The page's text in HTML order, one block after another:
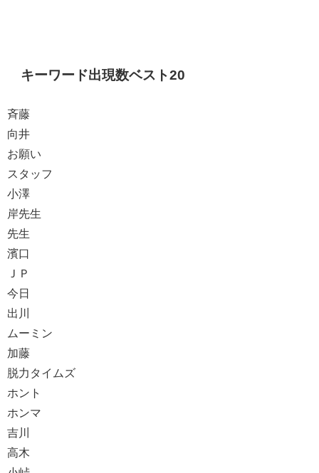
キーワード出現数ベスト20
斉藤
向井
お願い
スタッフ
小澤
岸先生
先生
濱口
ＪＰ
今日
出川
ムーミン
加藤
脱力タイムズ
ホント
ホンマ
吉川
高木